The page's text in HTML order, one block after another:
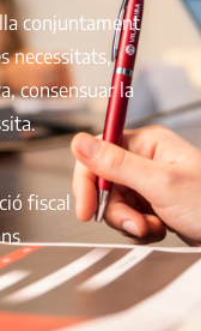
conjuntament
necessitats,
consensuar la
fiscal